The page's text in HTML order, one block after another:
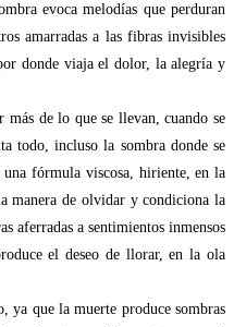
evoca melodías que perduran
amarradas a las fibras invisibles
donde viaja el dolor, la alegría y
más de lo que se llevan, cuando se
todo, incluso la sombra donde se
fórmula viscosa, hiriente, en la
manera de olvidar y condiciona la
aferradas a sentimientos inmensos
el deseo de llorar, en la ola
ya que la muerte produce sombras